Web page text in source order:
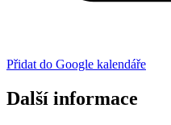
Přidat do Google kalendáře
Další informace